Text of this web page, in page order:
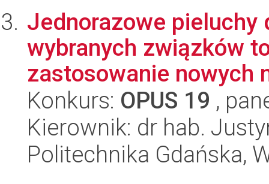
Jednorazowe pieluchy
wybranych związków
zastosowanie nowych
Konkurs: OPUS 19 ,
Kierownik: dr hab.
Politechnika Gdańska,